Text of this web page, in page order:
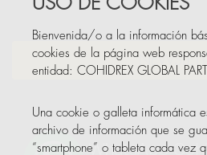
Bienvenida/o a la información
cookies de la página web
entidad: COHIDREX GLOBAL
Una cookie o galleta informática
archivo de información que se
“smartphone” o tableta cada vez